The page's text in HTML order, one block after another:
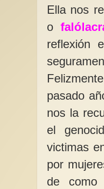
Ella nos
o
reflexión
pasado
nos la
el
victimas
por
de como